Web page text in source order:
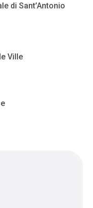
di Sant’Antonio
Ville